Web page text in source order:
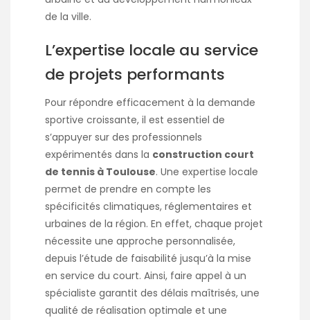
de la ville.
L’expertise locale au service
de projets performants
Pour répondre efficacement à la demande
sportive croissante, il est essentiel de
s’appuyer sur des professionnels
expérimentés dans la construction court
de tennis à Toulouse. Une expertise locale
permet de prendre en compte les
spécificités climatiques, réglementaires et
urbaines de la région. En effet, chaque projet
nécessite une approche personnalisée,
depuis l’étude de faisabilité jusqu’à la mise
en service du court. Ainsi, faire appel à un
spécialiste garantit des délais maîtrisés, une
qualité de réalisation optimale et une